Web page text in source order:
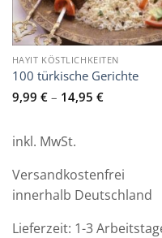
HAYIT KÖSTLICHKEITEN
100 türkische Gerichte
9,99 €– 14,95 €
inkl. MwSt.
Versandkostenfrei
innerhalb Deutschland
Lieferzeit: 1-3